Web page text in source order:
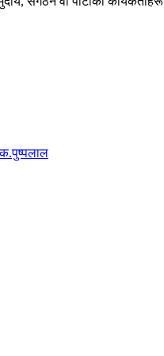
क.पुष्पलाल